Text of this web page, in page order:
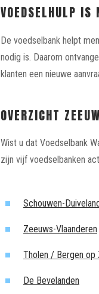
VOEDSELHULP IS
De voedselbank helpt
nodig is. Daarom
klanten een nieuwe
OVERZICHT
Wist u dat Voedselbank
zijn vijf voedselbanken
Schouwen-
Zeeuws-Vlaanderen
Tholen / Bergen op
De Bevelanden